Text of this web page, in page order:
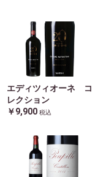
エディツィオーネ コ
レクション
￥9,900 税込